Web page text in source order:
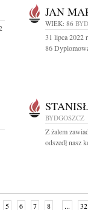
JAN
WIEK: 86
31 lipca 2022
86
BYDGOSZCZ
Z żalem
odszedł nasz
5 6 7 8 ... 32